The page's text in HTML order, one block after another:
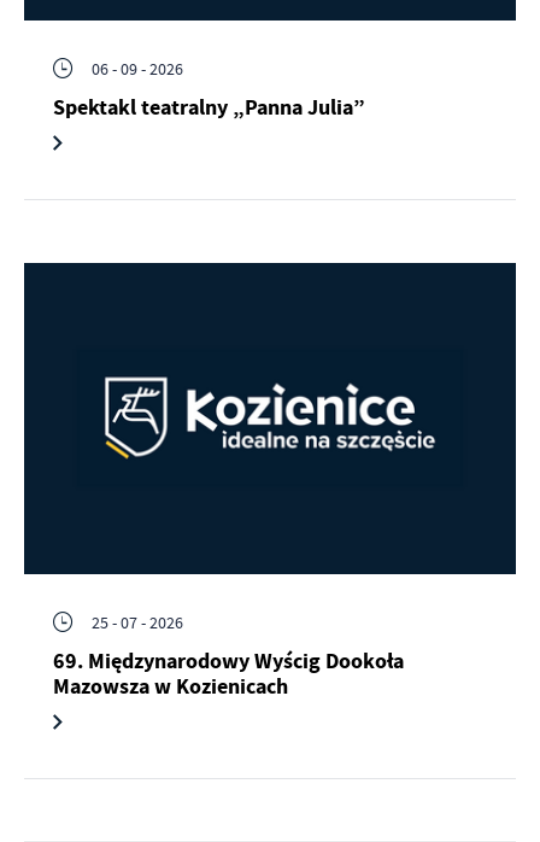
06 - 09 - 2026
Spektakl teatralny „Panna Julia”
25 - 07 - 2026
69. Międzynarodowy Wyścig Dookoła
Mazowsza w Kozienicach